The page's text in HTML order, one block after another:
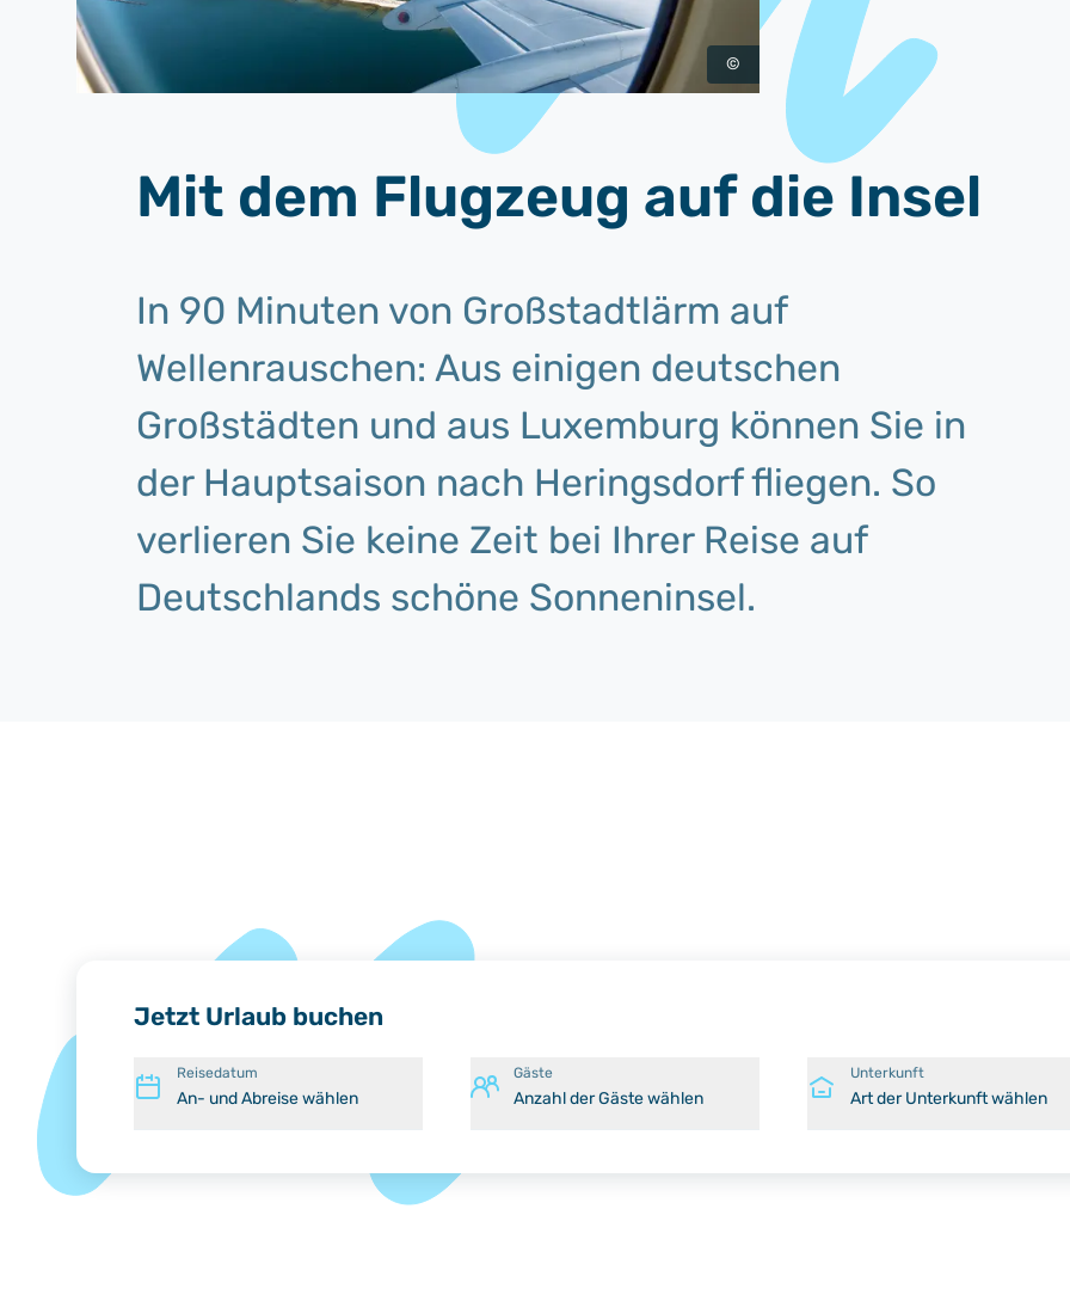
©
Mit dem Flugzeug auf die Insel
In 90 Minuten von Großstadtlärm auf
Wellenrauschen: Aus einigen deutschen
Großstädten und aus Luxemburg können Sie in
der Hauptsaison nach Heringsdorf fliegen. So
verlieren Sie keine Zeit bei Ihrer Reise auf
Deutschlands schöne Sonneninsel.
Jetzt Urlaub buchen
Reisedatum
An- und Abreise wählen
Gäste
Anzahl der Gäste wählen
Unterkunft
Art der Unterkunft wählen